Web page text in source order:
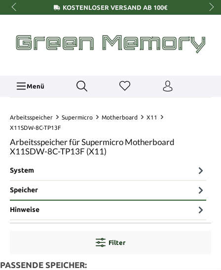
KOSTENLOSER VERSAND AB 100€
Menü
Arbeitsspeicher Supermicro Motherboard
X11
X11SDW-8C-TP13F
Arbeitsspeicher für Supermicro Motherboard
X11SDW-8C-TP13F (X11)
System
Speicher
Hinweise
Filter
PASSENDE SPEICHER: